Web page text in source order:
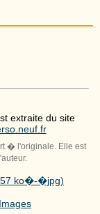
extraite du site
� l'originale. Elle est
57 ko�-�jpg)